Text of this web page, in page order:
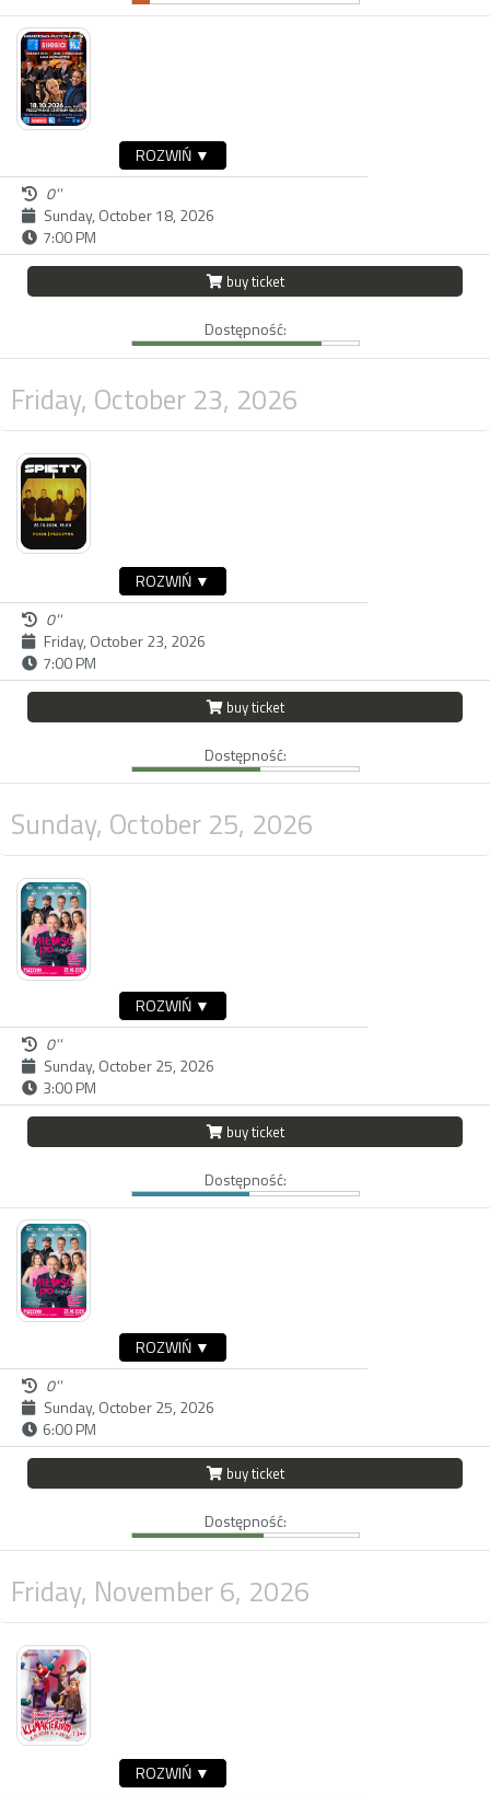
ROZWIŃ ▼
0''
Sunday, October 18, 2026
7:00 PM
buy ticket
Dostępność:
Friday, October 23, 2026
ROZWIŃ ▼
0''
Friday, October 23, 2026
7:00 PM
buy ticket
Dostępność:
Sunday, October 25, 2026
ROZWIŃ ▼
0''
Sunday, October 25, 2026
3:00 PM
buy ticket
Dostępność:
ROZWIŃ ▼
0''
Sunday, October 25, 2026
6:00 PM
buy ticket
Dostępność:
Friday, November 6, 2026
ROZWIŃ ▼